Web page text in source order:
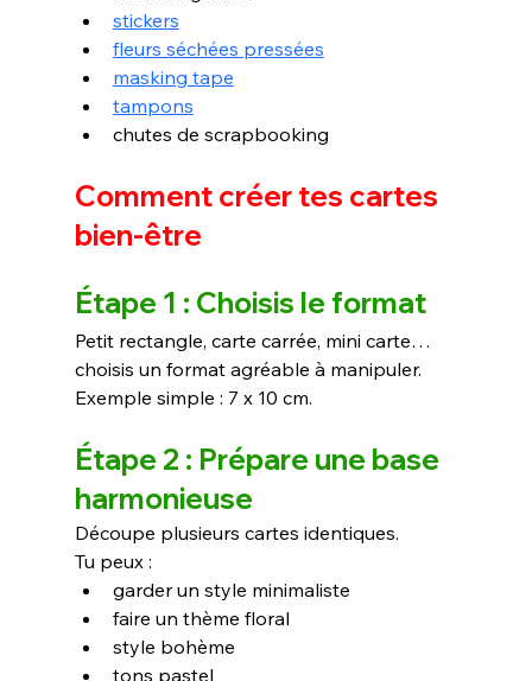
stickers
fleurs séchées pressées
masking tape
tampons
chutes de scrapbooking
Comment créer tes cartes
bien-être
Étape 1 : Choisis le format
Petit rectangle, carte carrée, mini carte…
choisis un format agréable à manipuler.
Exemple simple : 7 x 10 cm.
Étape 2 : Prépare une base
harmonieuse
Découpe plusieurs cartes identiques.
Tu peux :
garder un style minimaliste
faire un thème floral
style bohème
tons pastel